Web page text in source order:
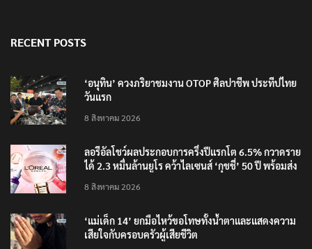
RECENT POSTS
‘อนุทิน’ ควงภริยาชมงาน OTOP ศิลปาชีพ ประทีปไทย
วันแรก
8 สิงหาคม 2026
ลอรีอัลโชว์ผลประกอบการครึ่งปีแรกโต 6.5% กวาดราย
ได้ 2.3 หมื่นล้านยูโร คว้าไลเซนส์ ‘กุชชี่’ 50 ปี พร้อมส่ง
8 สิงหาคม 2026
‘แม่เด็ก 14’ ยกมือไหว้ขอโทษทั้งน้ำตาและแสดงความ
เสียใจกับครอบครัวผู้เสียชีวิต